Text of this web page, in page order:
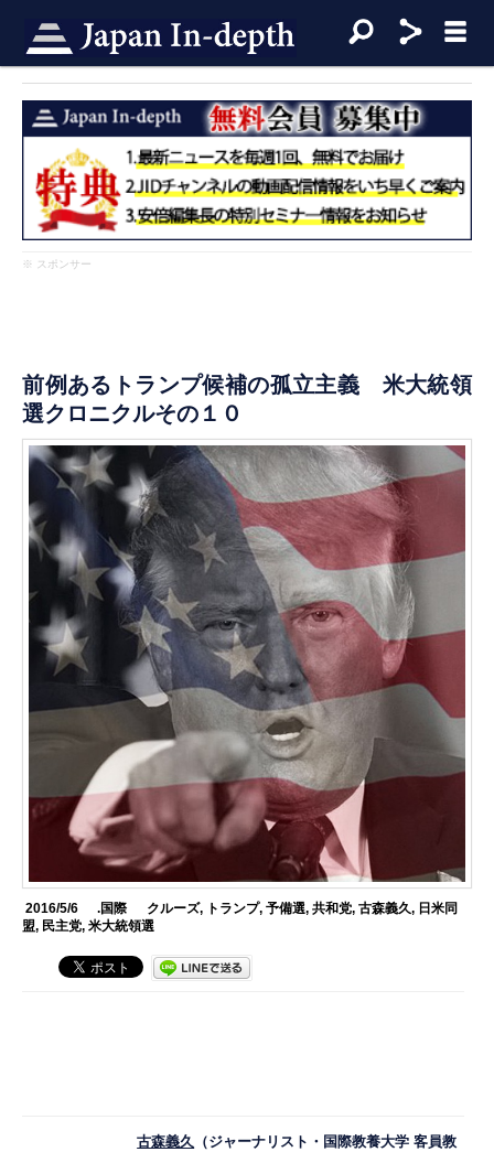
※ スポンサー
前例あるトランプ候補の孤立主義 米大統領
選クロニクルその１０
2016/5/6 .国際 クルーズ, トランプ, 予備選, 共和党, 古森義久, 日米同
盟, 民主党,米大統領選
古森義久 （ジャーナリスト・国際教養大学 客員教